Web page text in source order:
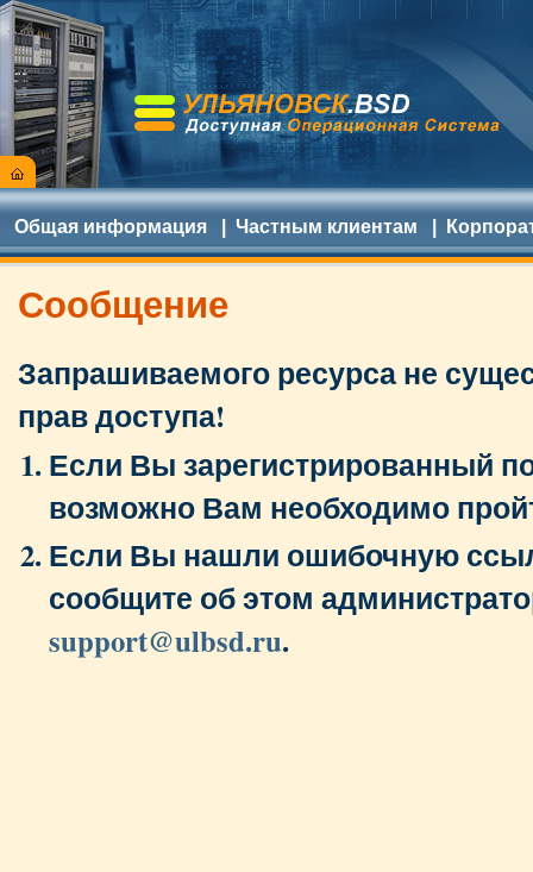
Общая информация Частным клиентам
Сообщение
Запрашиваемого ресурса не
прав доступа!
Если Вы зарегистрированный
возможно Вам необходимо
Если Вы нашли ошибочную
сообщите об этом
support@ulbsd.ru.